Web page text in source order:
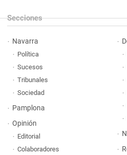
Secciones
Navarra
Política
Sucesos
Tribunales
Sociedad
Pamplona
Opinión
Editorial
Colaboradores